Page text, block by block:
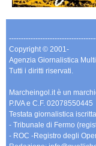
Copyright © 2001-
Agenzia Giornalistica
Tutti i diritti riservati.
Marcheingol.it è un
P.IVA e C.F. 02078550445
Testata giornalistica
- Tribunale di Fermo
- ROC -Registro degli